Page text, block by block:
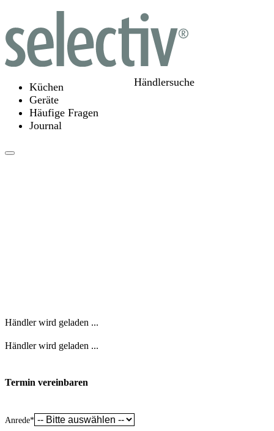
Küchen
Geräte
Häufige Fragen
Journal
Händlersuche
Händler wird geladen ...
Händler wird geladen ...
Termin vereinbaren
Anrede*